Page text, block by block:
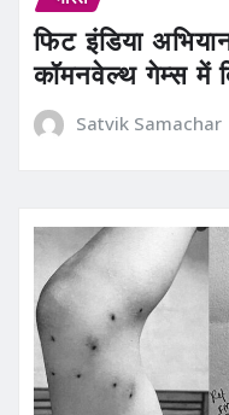
फिट इंडिया
कॉमनवेल्थ गेम्स में
Satvik Samachar